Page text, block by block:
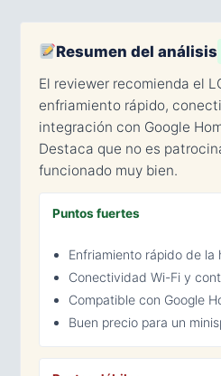
Resumen del análisis
El reviewer recomienda el
enfriamiento rápido,
integración con Google
Destaca que no es
funcionado muy bien.
Puntos fuertes
Enfriamiento rápido de la
Conectividad Wi-Fi y
Compatible con Google
Buen precio para un